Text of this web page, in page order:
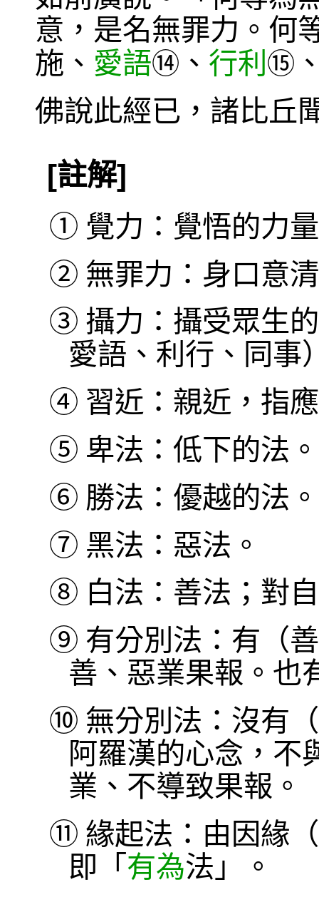
意，是名無罪力。何
施、 愛語⑭ 、 行利 ⑮
佛說此經已，諸比丘
[註解]
① 覺力：覺悟的力
② 無罪力：身口意
③ 攝力：攝受眾生
愛語、利行、同事
④ 習近：親近，指
⑤ 卑法：低下的法。
⑥ 勝法：優越的法。
⑦ 黑法：惡法。
⑧ 白法：善法；對
⑨ 有分別法：有（
善、惡業果報。也
⑩ 無分別法：沒有
阿羅漢的心念，不
業、不導致果報。
⑪ 緣起法：由因緣
即「 有為法」。